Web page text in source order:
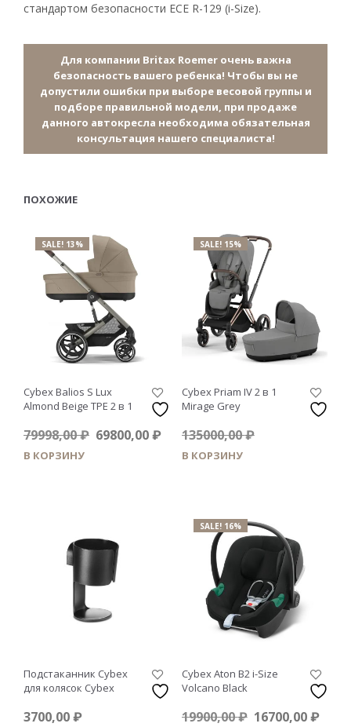
стандартом безопасности ECE R-129 (i-Size).
Для компании Britax Roemer очень важна
безопасность вашего ребенка! Чтобы вы не
допустили ошибки при выборе весовой группы и
подборе правильной модели, при продаже
данного автокресла необходима обязательная
консультация нашего специалиста!
ПОХОЖИЕ
SALE! 13%
Cybex Balios S Lux
Almond Beige TPE 2 в 1
79998,00₽ Первоначальная
69800,00₽Текущая
цена:
В КОРЗИНУ
SALE! 15%
Cybex Priam IV 2 в 1
Mirage Grey
135000,00₽
115000,00
В КОРЗИНУ
Подстаканник Cybex
для колясок Cybex
3700,00₽
SALE! 16%
Cybex Aton B2 i-Size
Volcano Black
19900,00₽ 16700,00₽